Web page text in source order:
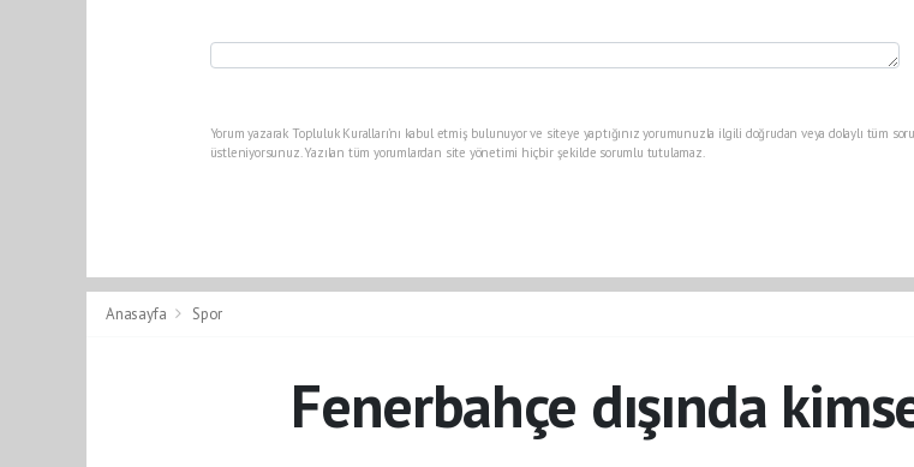
Yorum yazarak Topluluk Kuralları’nı kabul etmiş bulunuyor ve siteye yaptığınız yorumunuzla ilgili doğrudan veya dolaylı tüm
üstleniyorsunuz. Yazılan tüm yorumlardan site yönetimi hiçbir şekilde sorumlu tutulamaz.
Anasayfa Spor
Fenerbahçe dışında